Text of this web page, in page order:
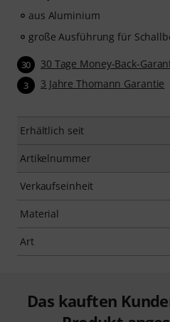
aus Aluminium
große Ausführung für
30 30 Tage Money-Back-
3 3 Jahre Thomann Garantie
Erhältlich seit
Artikelnummer
Verkaufseinheit
Material
Art
Das kauften